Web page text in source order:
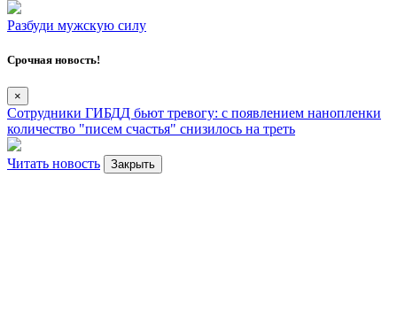
Разбуди мужскую силу
Срочная новость!
×
Сотрудники ГИБДД бьют тревогу: с появлением нанопленки
количество "писем счастья" снизилось на треть
Читать новость Закрыть